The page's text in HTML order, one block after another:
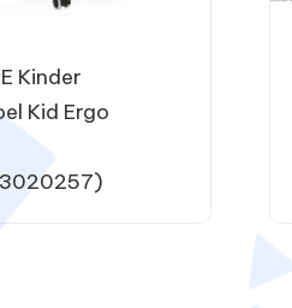
Kinder
Kid Ergo